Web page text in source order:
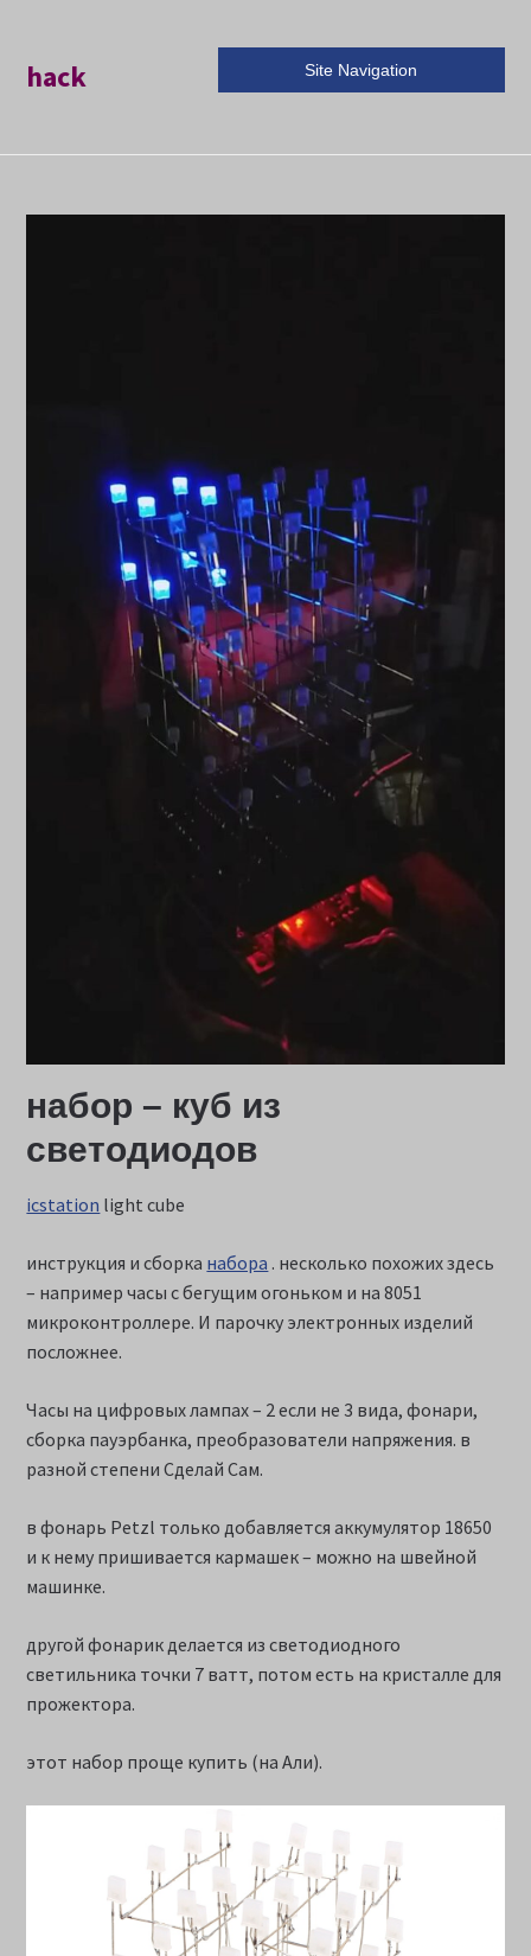
hack Site Navigation
набор – куб из
светодиодов
icstation light cube
инструкция и сборка набора . несколько похожих здесь
– например часы с бегущим огоньком и на 8051
микроконтроллере. И парочку электронных изделий
посложнее.
Часы на цифровых лампах – 2 если не 3 вида, фонари,
сборка пауэрбанка, преобразователи напряжения. в
разной степени Сделай Сам.
в фонарь Petzl только добавляется аккумулятор 18650
и к нему пришивается кармашек – можно на швейной
машинке.
другой фонарик делается из светодиодного
светильника точки 7 ватт, потом есть на кристалле для
прожектора.
этот набор проще купить (на Али).